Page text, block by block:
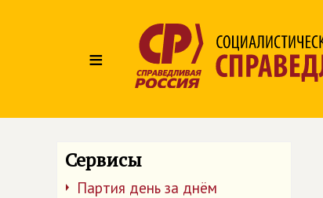
≡
Сервисы
Партия день за днём